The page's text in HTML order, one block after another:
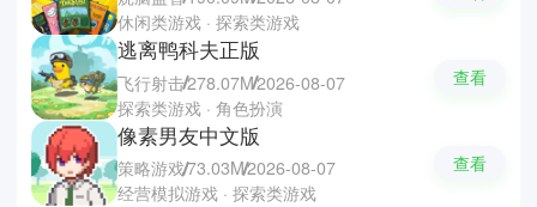
休闲类游戏 · 探索类游戏
逃离鸭科夫正版
飞行射击278.07M2026-08-07
探索类游戏 · 角色扮演
查看
像素男友中文版
策略游戏73.03M2026-08-07
经营模拟游戏 · 探索类游戏
查看